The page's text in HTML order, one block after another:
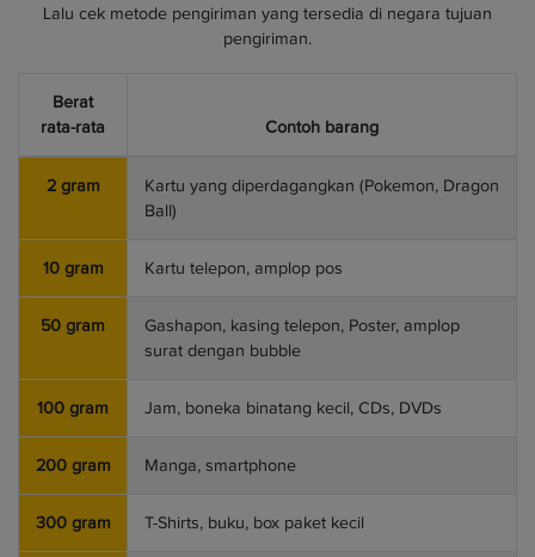
Lalu cek metode pengiriman yang tersedia di negara tujuan
pengiriman.
Berat
rata-rata
Contoh barang
2 gram
Kartu yang diperdagangkan (Pokemon, Dragon
Ball)
10 gram Kartu telepon, amplop pos
50 gram
Gashapon, kasing telepon, Poster, amplop
surat dengan bubble
100 gram Jam, boneka binatang kecil, CDs, DVDs
200 gram Manga, smartphone
300 gram T-Shirts, buku, box paket kecil